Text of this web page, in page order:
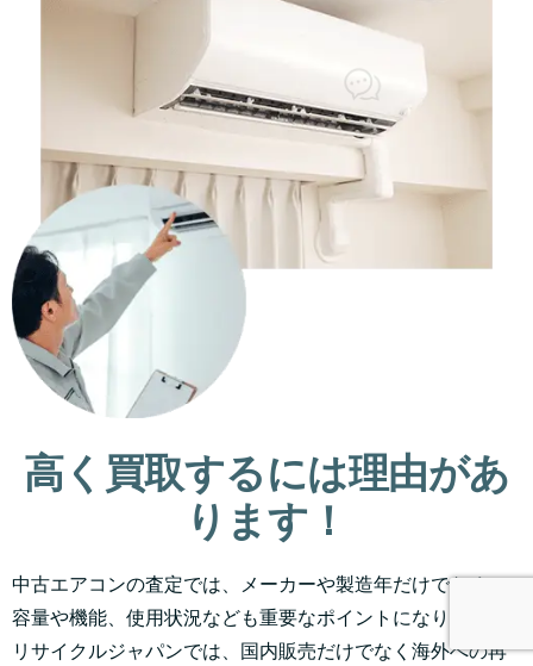
高く買取するには理由があ
ります！
中古エアコンの査定では、メーカーや製造年だけでなく、
容量や機能、使用状況なども重要なポイントになります。
リサイクルジャパンでは、国内販売だけでなく海外への再